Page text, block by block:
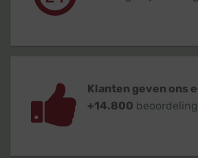
Klanten geven ons
+14.800